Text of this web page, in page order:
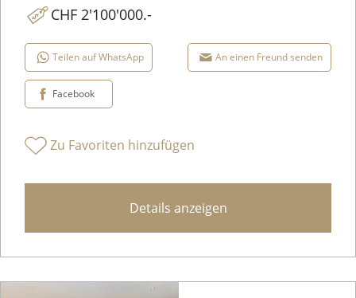
CHF 2'100'000.-
Teilen auf WhatsApp An einen Freund senden
Facebook
Zu Favoriten hinzufügen
Details anzeigen